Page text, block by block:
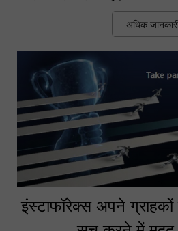
अधिक
इंस्टाफॉरेक्स अपने